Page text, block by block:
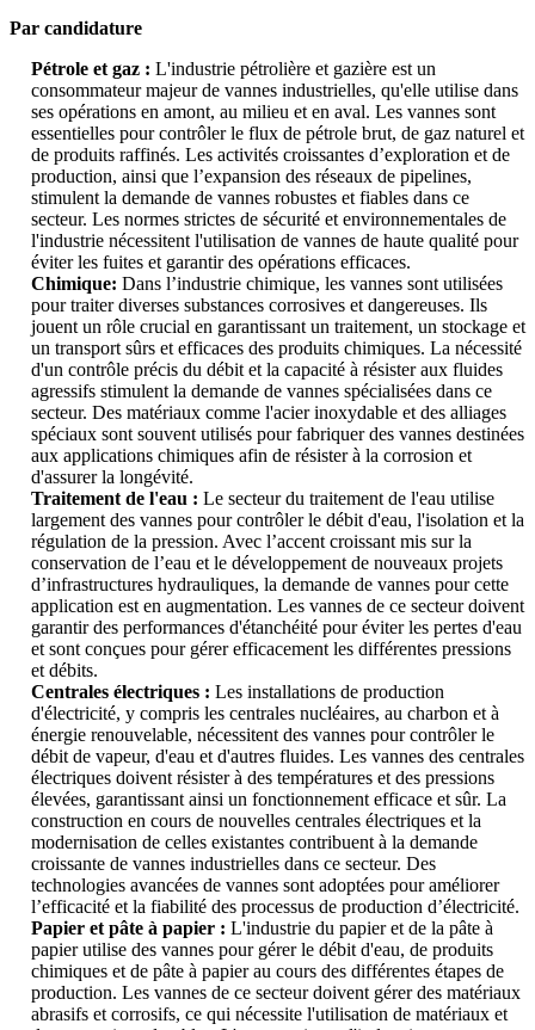
Par candidature
Pétrole et gaz : L'industrie pétrolière et gazière est un
consommateur majeur de vannes industrielles, qu'elle utilise dans
ses opérations en amont, au milieu et en aval. Les vannes sont
essentielles pour contrôler le flux de pétrole brut, de gaz naturel et
de produits raffinés. Les activités croissantes d’exploration et de
production, ainsi que l’expansion des réseaux de pipelines,
stimulent la demande de vannes robustes et fiables dans ce
secteur. Les normes strictes de sécurité et environnementales de
l'industrie nécessitent l'utilisation de vannes de haute qualité pour
éviter les fuites et garantir des opérations efficaces.
Chimique: Dans l’industrie chimique, les vannes sont utilisées
pour traiter diverses substances corrosives et dangereuses. Ils
jouent un rôle crucial en garantissant un traitement, un stockage et
un transport sûrs et efficaces des produits chimiques. La nécessité
d'un contrôle précis du débit et la capacité à résister aux fluides
agressifs stimulent la demande de vannes spécialisées dans ce
secteur. Des matériaux comme l'acier inoxydable et des alliages
spéciaux sont souvent utilisés pour fabriquer des vannes destinées
aux applications chimiques afin de résister à la corrosion et
d'assurer la longévité.
Traitement de l'eau : Le secteur du traitement de l'eau utilise
largement des vannes pour contrôler le débit d'eau, l'isolation et la
régulation de la pression. Avec l’accent croissant mis sur la
conservation de l’eau et le développement de nouveaux projets
d’infrastructures hydrauliques, la demande de vannes pour cette
application est en augmentation. Les vannes de ce secteur doivent
garantir des performances d'étanchéité pour éviter les pertes d'eau
et sont conçues pour gérer efficacement les différentes pressions
et débits.
Centrales électriques : Les installations de production
d'électricité, y compris les centrales nucléaires, au charbon et à
énergie renouvelable, nécessitent des vannes pour contrôler le
débit de vapeur, d'eau et d'autres fluides. Les vannes des centrales
électriques doivent résister à des températures et des pressions
élevées, garantissant ainsi un fonctionnement efficace et sûr. La
construction en cours de nouvelles centrales électriques et la
modernisation de celles existantes contribuent à la demande
croissante de vannes industrielles dans ce secteur. Des
technologies avancées de vannes sont adoptées pour améliorer
l’efficacité et la fiabilité des processus de production d’électricité.
Papier et pâte à papier : L'industrie du papier et de la pâte à
papier utilise des vannes pour gérer le débit d'eau, de produits
chimiques et de pâte à papier au cours des différentes étapes de
production. Les vannes de ce secteur doivent gérer des matériaux
abrasifs et corrosifs, ce qui nécessite l'utilisation de matériaux et